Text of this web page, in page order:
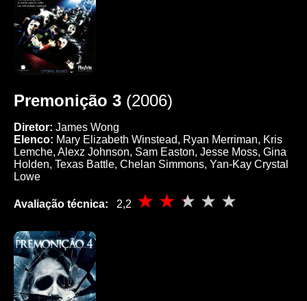
Premonição 3 (2006)
Diretor: James Wong
Elenco: Mary Elizabeth Winstead, Ryan Merriman, Kris
Lemche, Alexz Johnson, Sam Easton, Jesse Moss, Gina
Holden, Texas Battle, Chelan Simmons, Yan-Kay Crystal
Lowe
Avaliação técnica: 2,2